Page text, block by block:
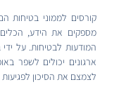
קורסים לממוני בטיחות
מספקים את הידע, הכלים
המודעות לבטיחות. על
ארגונים יכולים לשפר
לצמצם את הסיכון